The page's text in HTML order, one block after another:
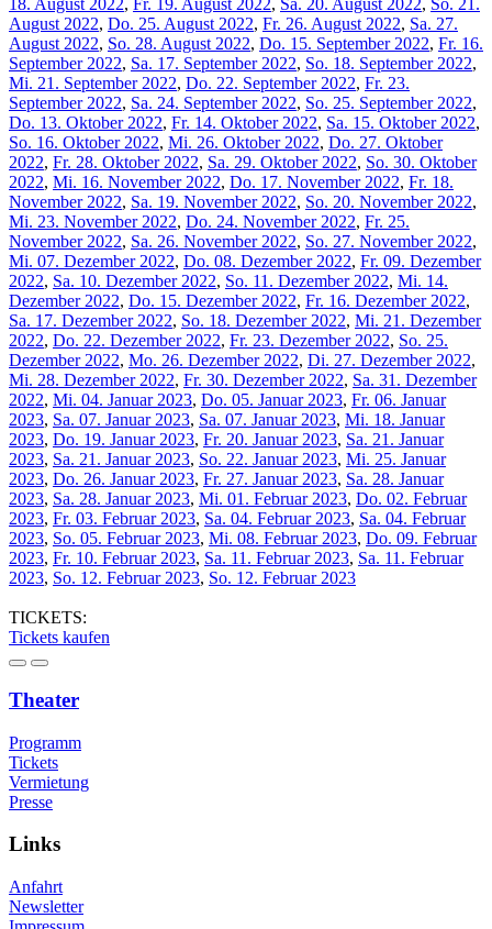
18. August 2022, Fr. 19. August 2022, Sa. 20. August 2022, So. 21.
August 2022, Do. 25. August 2022, Fr. 26. August 2022, Sa. 27.
August 2022, So. 28. August 2022, Do. 15. September 2022, Fr. 16.
September 2022, Sa. 17. September 2022, So. 18. September 2022,
Mi. 21. September 2022, Do. 22. September 2022, Fr. 23.
September 2022, Sa. 24. September 2022, So. 25. September 2022,
Do. 13. Oktober 2022, Fr. 14. Oktober 2022, Sa. 15. Oktober 2022,
So. 16. Oktober 2022, Mi. 26. Oktober 2022, Do. 27. Oktober
2022, Fr. 28. Oktober 2022, Sa. 29. Oktober 2022, So. 30. Oktober
2022, Mi. 16. November 2022, Do. 17. November 2022, Fr. 18.
November 2022, Sa. 19. November 2022, So. 20. November 2022,
Mi. 23. November 2022, Do. 24. November 2022, Fr. 25.
November 2022, Sa. 26. November 2022, So. 27. November 2022,
Mi. 07. Dezember 2022, Do. 08. Dezember 2022, Fr. 09. Dezember
2022, Sa. 10. Dezember 2022, So. 11. Dezember 2022, Mi. 14.
Dezember 2022, Do. 15. Dezember 2022, Fr. 16. Dezember 2022,
Sa. 17. Dezember 2022, So. 18. Dezember 2022, Mi. 21. Dezember
2022, Do. 22. Dezember 2022, Fr. 23. Dezember 2022, So. 25.
Dezember 2022, Mo. 26. Dezember 2022, Di. 27. Dezember 2022,
Mi. 28. Dezember 2022, Fr. 30. Dezember 2022, Sa. 31. Dezember
2022, Mi. 04. Januar 2023, Do. 05. Januar 2023, Fr. 06. Januar
2023, Sa. 07. Januar 2023, Sa. 07. Januar 2023, Mi. 18. Januar
2023, Do. 19. Januar 2023, Fr. 20. Januar 2023, Sa. 21. Januar
2023, Sa. 21. Januar 2023, So. 22. Januar 2023, Mi. 25. Januar
2023, Do. 26. Januar 2023, Fr. 27. Januar 2023, Sa. 28. Januar
2023, Sa. 28. Januar 2023, Mi. 01. Februar 2023, Do. 02. Februar
2023, Fr. 03. Februar 2023, Sa. 04. Februar 2023, Sa. 04. Februar
2023, So. 05. Februar 2023, Mi. 08. Februar 2023, Do. 09. Februar
2023, Fr. 10. Februar 2023, Sa. 11. Februar 2023, Sa. 11. Februar
2023, So. 12. Februar 2023, So. 12. Februar 2023
TICKETS:
Tickets kaufen
Theater
Programm
Tickets
Vermietung
Presse
Links
Anfahrt
Newsletter